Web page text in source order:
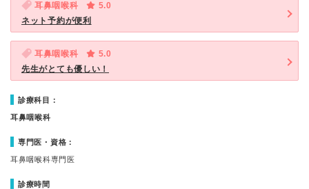
耳鼻咽喉科
5.0
ネット予約が便利
耳鼻咽喉科
5.0
先生がとても優しい！
診療科目：
耳鼻咽喉科
専門医・資格：
耳鼻咽喉科専門医
診療時間